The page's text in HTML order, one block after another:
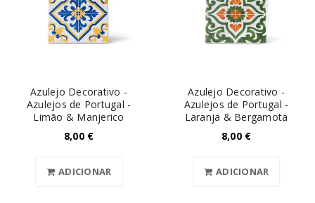
Azulejo Decorativo -
Azulejos de Portugal -
Limão & Manjerico
8,00 €
ADICIONAR
Azulejo Decorativo -
Azulejos de Portugal -
Laranja & Bergamota
8,00 €
ADICIONAR